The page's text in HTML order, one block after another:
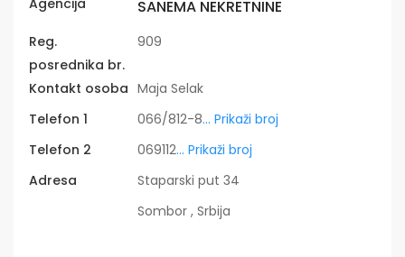
SANEMA NEKRETNINE
Reg.
posrednika br.
909
Kontakt osoba Maja Selak
Telefon 1
066/812-8... Prikaži broj
Telefon 2
069112... Prikaži broj
Adresa
Staparski put 34
Sombor , Srbija